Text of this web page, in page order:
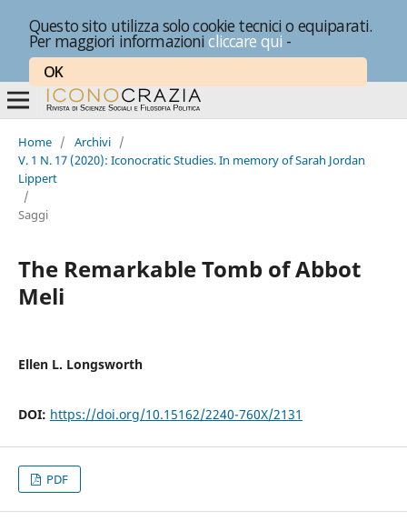
Questo sito utilizza solo cookie tecnici o equiparati.
Per maggiori informazionicliccare qui -
OK
Home / Archivi /
V. 1 N. 17 (2020): Iconocratic Studies. In memory of Sarah Jordan
Lippert
/
Saggi
The Remarkable Tomb of Abbot
Meli
Ellen L. Longsworth
DOI: https://doi.org/10.15162/2240-760X/2131
PDF